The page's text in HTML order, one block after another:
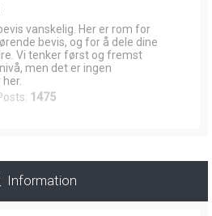
vanskelig. Her er rom for
bevis, og for å dele dine
Vi tenker først og fremst
men det er ingen
1475
Information